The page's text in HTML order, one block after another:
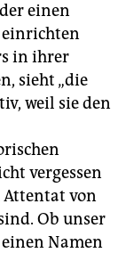
einen
in ihrer
sieht „die
weil sie den
vergessen
Attentat von
Ob unser
Namen